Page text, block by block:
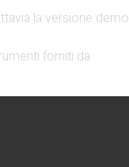
la versione demo
forniti da